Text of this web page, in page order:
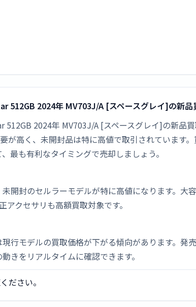
512GB 2024年 MV703J/A [スペースグレイ]の新品
2024年 MV703J/A [スペースグレイ]の新品
が高く、未開封品は特に高値で取引されています
最も有利なタイミングで売却しましょう。
開封のセルラーモデルが特に高値になります。
クセサリも高額買取対象です。
行モデルの買取価格が下がる傾向があります。
きをリアルタイムに確認できます。
ださい。